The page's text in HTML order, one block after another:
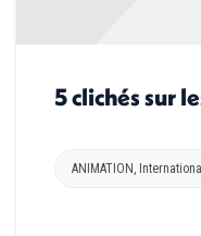
5 clichés sur
ANIMATION International